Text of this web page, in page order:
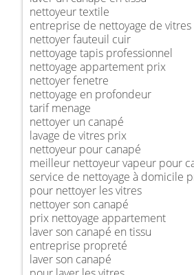
nettoyeur textile
entreprise de nettoyage de
nettoyer fauteuil cuir
nettoyage tapis professionnel
nettoyage appartement prix
nettoyer fenetre
nettoyage en profondeur
tarif menage
nettoyer un canapé
lavage de vitres prix
nettoyeur pour canapé
meilleur nettoyeur vapeur pour
service de nettoyage à domicile
pour nettoyer les vitres
nettoyer son canapé
prix nettoyage appartement
laver son canapé en tissu
entreprise propreté
laver son canapé